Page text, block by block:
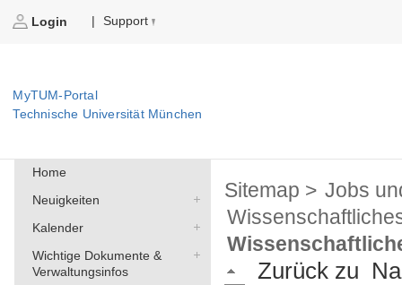
Login | Support
MyTUM-Portal
Technische Universität München
Home
Neuigkeiten
Kalender
Wichtige Dokumente &
Verwaltungsinfos
Sitemap > Jobs
Zurück zu